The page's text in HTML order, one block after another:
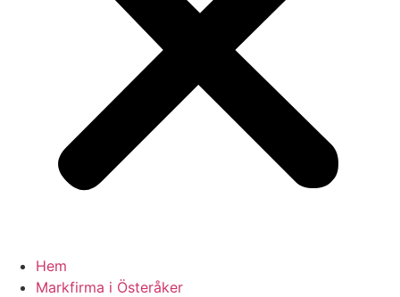
Hem
Markfirma i Österåker